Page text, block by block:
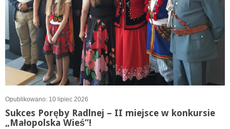
Opublikowano: 10 lipiec 2026
Sukces Poręby Radlnej – II miejsce w konkursie
„Małopolska Wieś”!